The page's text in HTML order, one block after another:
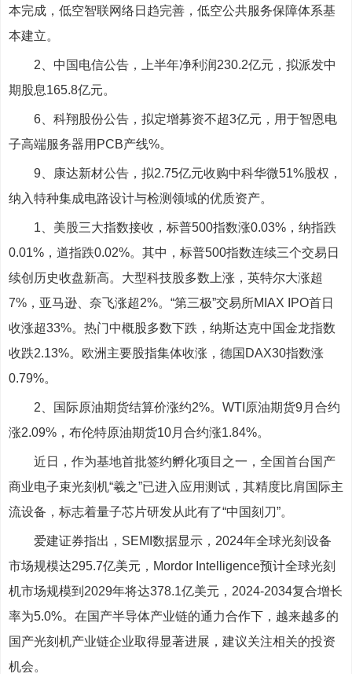
本完成，低空智联网络日趋完善，低空公共服务保障体系基
本建立。
2、中国电信公告，上半年净利润230.2亿元，拟派发中
期股息165.8亿元。
6、科翔股份公告，拟定增募资不超3亿元，用于智恩电
子高端服务器用PCB产线%。
9、康达新材公告，拟2.75亿元收购中科华微51%股权，
纳入特种集成电路设计与检测领域的优质资产。
1、美股三大指数接收，标普500指数涨0.03%，纳指跌
0.01%，道指跌0.02%。其中，标普500指数连续三个交易日
续创历史收盘新高。大型科技股多数上涨，英特尔大涨超
7%，亚马逊、奈飞涨超2%。“第三极”交易所MIAX IPO首日
收涨超33%。热门中概股多数下跌，纳斯达克中国金龙指数
收跌2.13%。欧洲主要股指集体收涨，德国DAX30指数涨
0.79%。
2、国际原油期货结算价涨约2%。WTI原油期货9月合约
涨2.09%，布伦特原油期货10月合约涨1.84%。
近日，作为基地首批签约孵化项目之一，全国首台国产
商业电子束光刻机“羲之”已进入应用测试，其精度比肩国际主
流设备，标志着量子芯片研发从此有了“中国刻刀”。
爱建证券指出，SEMI数据显示，2024年全球光刻设备
市场规模达295.7亿美元，Mordor Intelligence预计全球光刻
机市场规模到2029年将达378.1亿美元，2024-2034复合增长
率为5.0%。在国产半导体产业链的通力合作下，越来越多的
国产光刻机产业链企业取得显著进展，建议关注相关的投资
机会。